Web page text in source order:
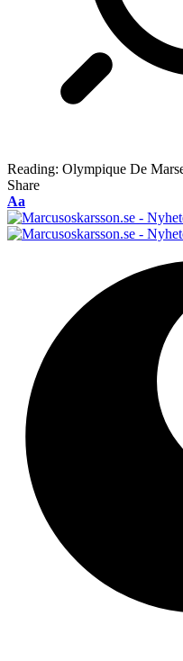
Reading: Olympique De
Share
Font
Resizer
Aa